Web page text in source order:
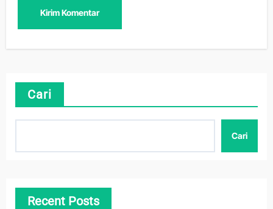
Cari
Cari
Recent Posts